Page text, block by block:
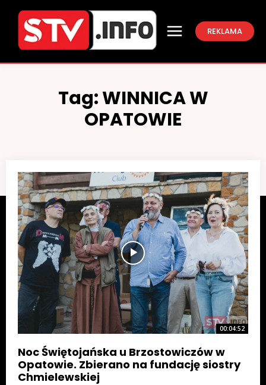
REKLAMA
Tag:WINNICA W
OPATOWIE
00:04:52
Noc Świętojańska u Brzostowiczów w
Opatowie. Zbierano na fundację siostry
Chmielewskiej